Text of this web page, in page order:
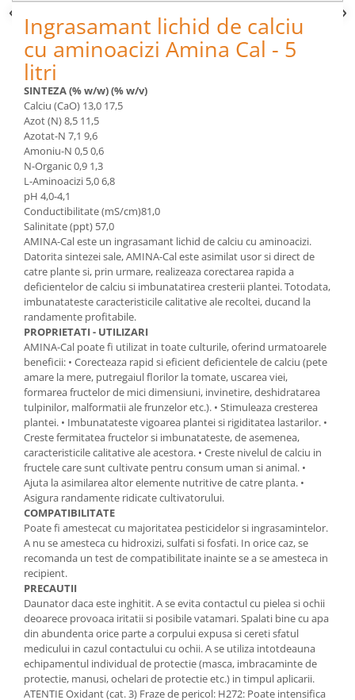
Freza de zapada
Echipamente de curatenie
Ingrasamant lichid de calciu
cu aminoacizi Amina Cal - 5
litri
SINTEZA (% w/w) (% w/v)
Calciu (CaO) 13,0 17,5
Azot (Ν) 8,5 11,5
Azotat-Ν 7,1 9,6
Amoniu-Ν 0,5 0,6
Ν-Organic 0,9 1,3
L-Aminoacizi 5,0 6,8
pH 4,0-4,1
Conductibilitate (mS/cm)81,0
Salinitate (ppt) 57,0
AMINA-Cal este un ingrasamant lichid de calciu cu aminoacizi.
Datorita sintezei sale, AMINA-Cal este asimilat usor si direct de
catre plante si, prin urmare, realizeaza corectarea rapida a
deficientelor de calciu si imbunatatirea cresterii plantei. Totodata,
imbunatateste caracteristicile calitative ale recoltei, ducand la
randamente profitabile.
PROPRIETATI - UTILIZARI
AMINA-Cal poate fi utilizat in toate culturile, oferind urmatoarele
beneficii: • Corecteaza rapid si eficient deficientele de calciu (pete
amare la mere, putregaiul florilor la tomate, uscarea viei,
formarea fructelor de mici dimensiuni, invinetire, deshidratarea
tulpinilor, malformatii ale frunzelor etc.). • Stimuleaza cresterea
plantei. • Imbunatateste vigoarea plantei si rigiditatea lastarilor. •
Creste fermitatea fructelor si imbunatateste, de asemenea,
caracteristicile calitative ale acestora. • Creste nivelul de calciu in
fructele care sunt cultivate pentru consum uman si animal. •
Ajuta la asimilarea altor elemente nutritive de catre planta. •
Asigura randamente ridicate cultivatorului.
COMPATIBILITATE
Poate fi amestecat cu majoritatea pesticidelor si ingrasamintelor.
A nu se amesteca cu hidroxizi, sulfati si fosfati. In orice caz, se
recomanda un test de compatibilitate inainte se a se amesteca in
recipient.
PRECAUTII
Daunator daca este inghitit. A se evita contactul cu pielea si ochii
deoarece provoaca iritatii si posibile vatamari. Spalati bine cu apa
din abundenta orice parte a corpului expusa si cereti sfatul
medicului in cazul contactului cu ochii. A se utiliza intotdeauna
echipamentul individual de protectie (masca, imbracaminte de
protectie, manusi, ochelari de protectie etc.) in timpul aplicarii.
ATENTIE Oxidant (cat. 3) Fraze de pericol: H272: Poate intensifica